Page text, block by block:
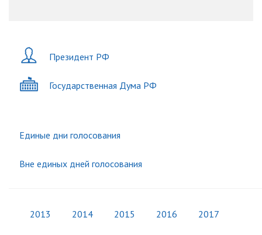
Президент РФ
Государственная Дума РФ
Единые дни голосования
Вне единых дней голосования
2013 2014 2015 2016 2017